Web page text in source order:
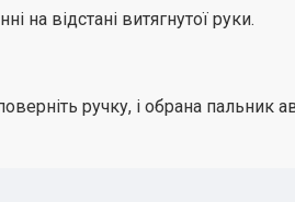
на відстані витягнутої руки.
ручку, і обрана пальник